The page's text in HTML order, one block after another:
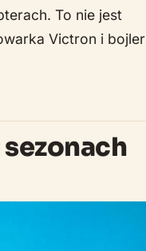
To nie jest
Victron i bojler